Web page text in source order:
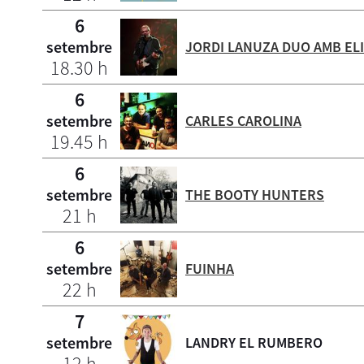
6
setembre
18.30 h
JORDI LANUZA DUO AMB
6
setembre
19.45 h
CARLES CAROLINA
6
setembre
21 h
THE BOOTY HUNTERS
6
setembre
22 h
FUINHA
7
setembre LANDRY EL RUMBERO